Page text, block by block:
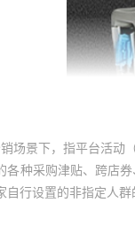
销场景下，指平台活
各种采购津贴、跨店
自行设置的非指定人